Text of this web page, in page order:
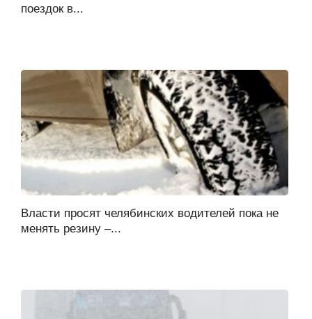
поездок в...
Власти просят челябинских водителей пока не
менять резину –...